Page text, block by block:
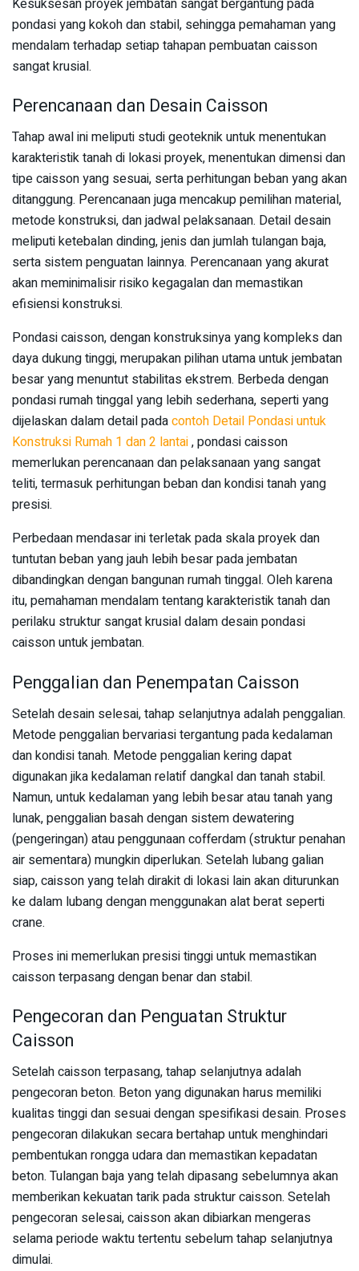
Kesuksesan proyek jembatan sangat bergantung pada
pondasi yang kokoh dan stabil, sehingga pemahaman yang
mendalam terhadap setiap tahapan pembuatan caisson
sangat krusial.
Perencanaan dan Desain Caisson
Tahap awal ini meliputi studi geoteknik untuk menentukan
karakteristik tanah di lokasi proyek, menentukan dimensi dan
tipe caisson yang sesuai, serta perhitungan beban yang akan
ditanggung. Perencanaan juga mencakup pemilihan material,
metode konstruksi, dan jadwal pelaksanaan. Detail desain
meliputi ketebalan dinding, jenis dan jumlah tulangan baja,
serta sistem penguatan lainnya. Perencanaan yang akurat
akan meminimalisir risiko kegagalan dan memastikan
efisiensi konstruksi.
Pondasi caisson, dengan konstruksinya yang kompleks dan
daya dukung tinggi, merupakan pilihan utama untuk jembatan
besar yang menuntut stabilitas ekstrem. Berbeda dengan
pondasi rumah tinggal yang lebih sederhana, seperti yang
dijelaskan dalam detail padacontoh Detail Pondasi untuk
Konstruksi Rumah 1 dan 2 lantai, pondasi caisson
memerlukan perencanaan dan pelaksanaan yang sangat
teliti, termasuk perhitungan beban dan kondisi tanah yang
presisi.
Perbedaan mendasar ini terletak pada skala proyek dan
tuntutan beban yang jauh lebih besar pada jembatan
dibandingkan dengan bangunan rumah tinggal. Oleh karena
itu, pemahaman mendalam tentang karakteristik tanah dan
perilaku struktur sangat krusial dalam desain pondasi
caisson untuk jembatan.
Penggalian dan Penempatan Caisson
Setelah desain selesai, tahap selanjutnya adalah penggalian.
Metode penggalian bervariasi tergantung pada kedalaman
dan kondisi tanah. Metode penggalian kering dapat
digunakan jika kedalaman relatif dangkal dan tanah stabil.
Namun, untuk kedalaman yang lebih besar atau tanah yang
lunak, penggalian basah dengan sistem dewatering
(pengeringan) atau penggunaan cofferdam (struktur penahan
air sementara) mungkin diperlukan. Setelah lubang galian
siap, caisson yang telah dirakit di lokasi lain akan diturunkan
ke dalam lubang dengan menggunakan alat berat seperti
crane.
Proses ini memerlukan presisi tinggi untuk memastikan
caisson terpasang dengan benar dan stabil.
Pengecoran dan Penguatan Struktur
Caisson
Setelah caisson terpasang, tahap selanjutnya adalah
pengecoran beton. Beton yang digunakan harus memiliki
kualitas tinggi dan sesuai dengan spesifikasi desain. Proses
pengecoran dilakukan secara bertahap untuk menghindari
pembentukan rongga udara dan memastikan kepadatan
beton. Tulangan baja yang telah dipasang sebelumnya akan
memberikan kekuatan tarik pada struktur caisson. Setelah
pengecoran selesai, caisson akan dibiarkan mengeras
selama periode waktu tertentu sebelum tahap selanjutnya
dimulai.